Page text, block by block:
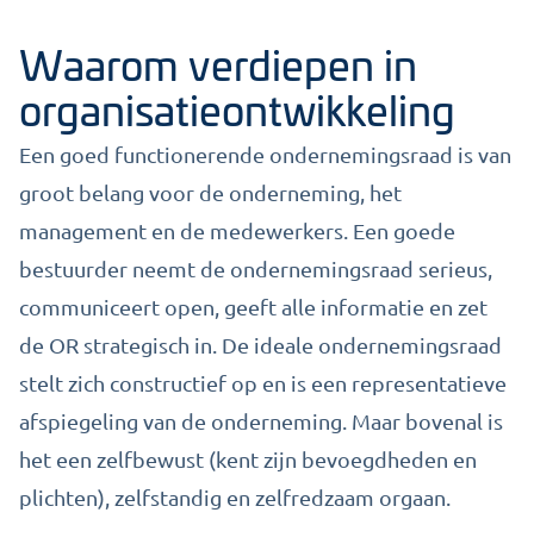
Waarom verdiepen in
organisatieontwikkeling
Een goed functionerende ondernemingsraad is van
groot belang voor de onderneming, het
management en de medewerkers. Een goede
bestuurder neemt de ondernemingsraad serieus,
communiceert open, geeft alle informatie en zet
de OR strategisch in. De ideale ondernemingsraad
stelt zich constructief op en is een representatieve
afspiegeling van de onderneming. Maar bovenal is
het een zelfbewust (kent zijn bevoegdheden en
plichten), zelfstandig en zelfredzaam orgaan.